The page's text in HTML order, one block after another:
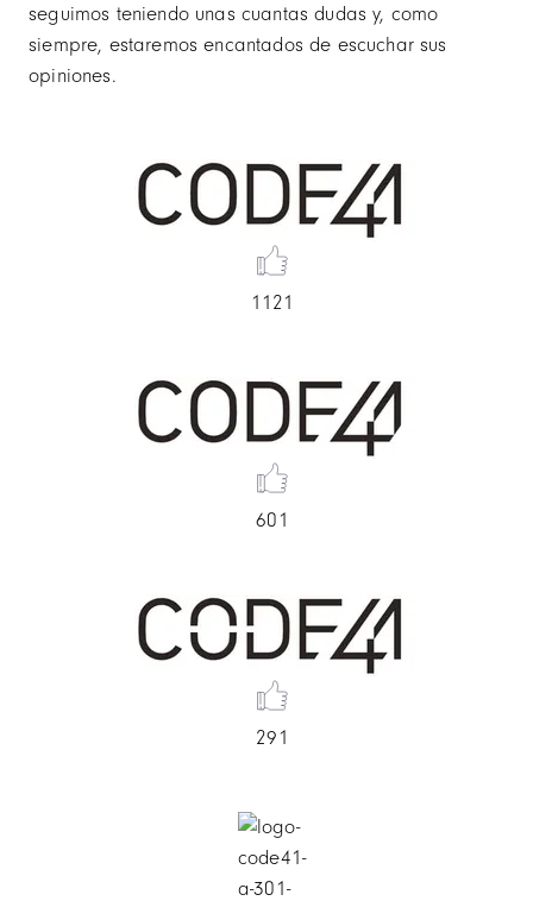
seguimos teniendo unas cuantas dudas y, como
siempre, estaremos encantados de escuchar sus
opiniones.
1121
601
291